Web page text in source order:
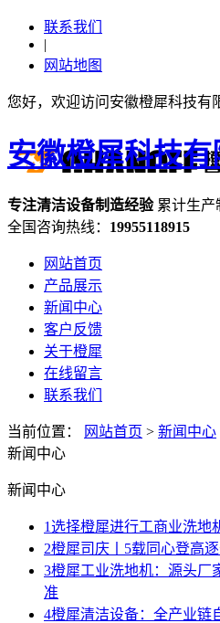
联系我们
|
网站地图
您好，欢迎访问安徽橙犀科技有
安徽橙犀科技有
专注清洁设备制造经验 累计生产
全国咨询热线： 19955118915
网站首页
产品展示
新闻中心
客户反馈
关于橙犀
在线留言
联系我们
当前位置： 网站首页 > 新闻中心
新闻中心
新闻中心
1选择橙犀进行工商业洗地
2橙犀司庆丨5载同心登高
3橙犀工业洗地机：源头厂
准
4橙犀清洁设备：全产业链